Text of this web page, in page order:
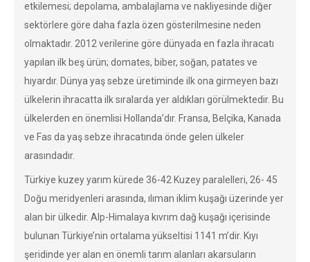
etkilemesi; depolama, ambalajlama ve nakliyesinde diğer
sektörlere göre daha fazla özen gösterilmesine neden
olmaktadır. 2012 verilerine göre dünyada en fazla ihracatı
yapılan ilk beş ürün; domates, biber, soğan, patates ve
hıyardır. Dünya yaş sebze üretiminde ilk ona girmeyen bazı
ülkelerin ihracatta ilk sıralarda yer aldıkları görülmektedir. Bu
ülkelerden en önemlisi Hollanda’dır. Fransa, Belçika, Kanada
ve Fas da yaş sebze ihracatında önde gelen ülkeler
arasındadır.
Türkiye kuzey yarım kürede 36-42 Kuzey paralelleri, 26- 45
Doğu meridyenleri arasında, ılıman iklim kuşağı üzerinde yer
alan bir ülkedir. Alp-Himalaya kıvrım dağ kuşağı içerisinde
bulunan Türkiye’nin ortalama yükseltisi 1141 m’dir. Kıyı
şeridinde yer alan en önemli tarım alanları akarsuların